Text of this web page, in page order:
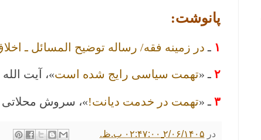
پانوشت:
۱ ـ در زمینه فقه/ رساله توضیح المسائل ـ
۲ ـ «تهمت سیاسی رایج شده است»، آیت
۳ ـ «تهمت در خدمت دیانت!»، سروش محلاتی
در ۲/۰۶/۱۴۰۵ ۰۲:۴۷:۰۰ ب.ظ.